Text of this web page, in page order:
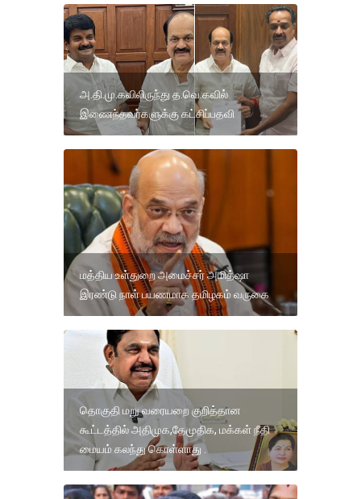
அ.தி.மு.கவிலிருந்து த.வெ.கவில்
இணைந்தவர்களுக்கு கட்சிப்பதவி
மத்திய உள்துறை அமைச்சர் அமித்ஷா
இரண்டு நாள் பயணமாக தமிழகம் வருகை
தொகுதி மறு வரையறை குறித்தான
கூட்டத்தில் அதிமுக,தேமுதிக, மக்கள் நீதி
மையம் கலந்து கொள்ளாது .